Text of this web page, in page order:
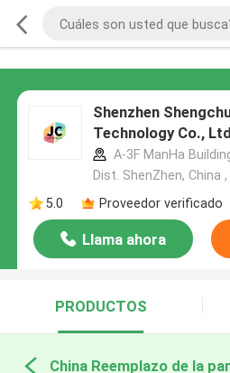
Shenzhen
Technology Co.,
A-3F ManHa
Dist. ShenZhen, China ,
5.0
Proveedor verificado
Llama ahora
PRODUCTOS